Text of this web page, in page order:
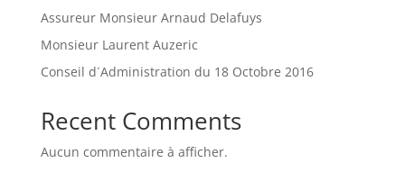
Assureur Monsieur Arnaud Delafuys
Monsieur Laurent Auzeric
Conseil d´Administration du 18 Octobre 2016
Recent Comments
Aucun commentaire à afficher.